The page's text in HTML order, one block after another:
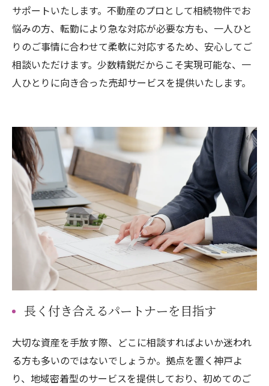
サポートいたします。不動産のプロとして相続物件でお
悩みの方、転勤により急な対応が必要な方も、一人ひと
りのご事情に合わせて柔軟に対応するため、安心してご
相談いただけます。少数精鋭だからこそ実現可能な、一
人ひとりに向き合った売却サービスを提供いたします。
長く付き合えるパートナーを目指す
大切な資産を手放す際、どこに相談すればよいか迷われ
る方も多いのではないでしょうか。拠点を置く神戸よ
り、地域密着型のサービスを提供しており、初めてのご